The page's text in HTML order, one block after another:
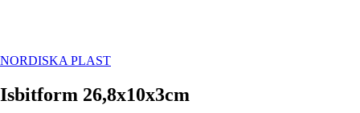
NORDISKA PLAST
Isbitform 26,8x10x3cm